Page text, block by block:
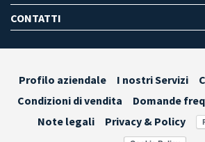
CONTATTI
Profilo aziendale I nostri Servizi
Condizioni di vendita
Domande
Note legali
Privacy & Policy